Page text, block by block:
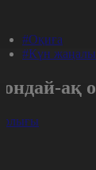
#Оқиға
#Күн
ақ